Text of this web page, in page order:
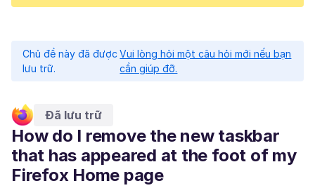
Chủ đề này đã được
lưu trữ.
Vui lòng hỏi một câu hỏi mới nếu bạn
cần giúp đỡ.
Đã lưu trữ
How do I remove the new taskbar
that has appeared at the foot of my
Firefox Home page